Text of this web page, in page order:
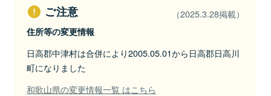
ご注意 （2025.3.28掲載）
住所等の変更情報
日高郡中津村は合併により2005.05.01から日高郡日高川
町になりました
和歌山県の変更情報一覧 はこちら